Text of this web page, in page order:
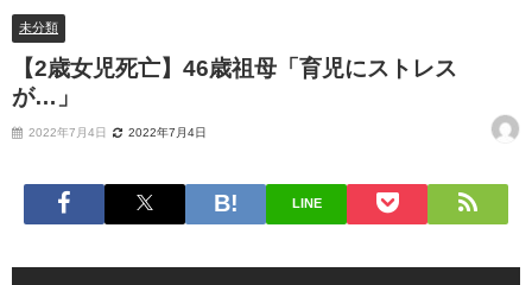
未分類
【2歳女児死亡】46歳祖母「育児にストレス
が…」
2022年7月4日 2022年7月4日
LINE